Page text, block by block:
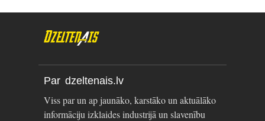
Par dzeltenais.lv
Viss par un ap jaunāko, karstāko un aktuālāko
informāciju izklaides industrijā un slavenību